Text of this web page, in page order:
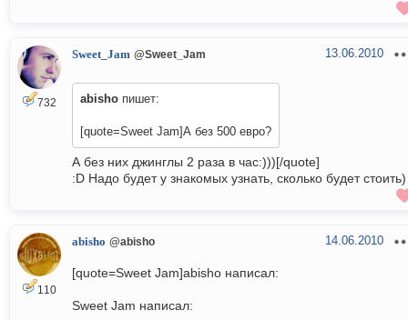
732
Sweet_Jam @Sweet_Jam 13.06.2010
abisho пишет:
[quote=Sweet Jam]А без 500 евро?
А без них джинглы 2 раза в час:)))[/quote]
:D Надо будет у знакомых узнать, сколько будет стоить)
110
abisho @abisho 14.06.2010
[quote=Sweet Jam]abisho написал:
Sweet Jam написал: